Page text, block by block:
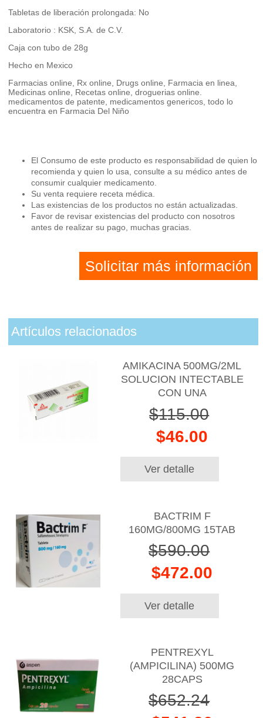
Tabletas de liberación prolongada: No
Laboratorio : KSK, S.A. de C.V.
Caja con tubo de 28g
Hecho en Mexico
Farmacias online, Rx online, Drugs online, Farmacia en linea,
Medicinas online, Recetas online, droguerias online.
medicamentos de patente, medicamentos genericos, todo lo
encuentra en Farmacia Del Niño
El Consumo de este producto es responsabilidad de quien lo
recomienda y quien lo usa, consulte a su médico antes de
consumir cualquier medicamento.
Su venta requiere receta médica.
Las existencias de los productos no están actualizadas.
Favor de revisar existencias del producto con nosotros
antes de realizar su pago, muchas gracias.
Solicitar más información
Artículos relacionados
AMIKACINA 500MG/2ML
SOLUCION INTECTABLE
CON UNA
$115.00
$46.00
Ver detalle
BACTRIM F
160MG/800MG 15TAB
$590.00
$472.00
Ver detalle
PENTREXYL
(AMPICILINA) 500MG
28CAPS
$652.24